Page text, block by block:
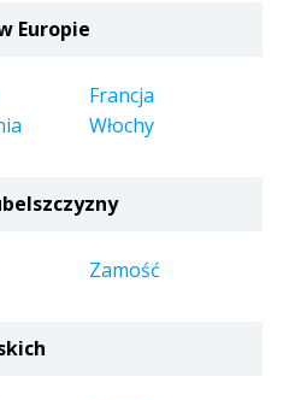
Europie
Francja
Włochy
Zamość